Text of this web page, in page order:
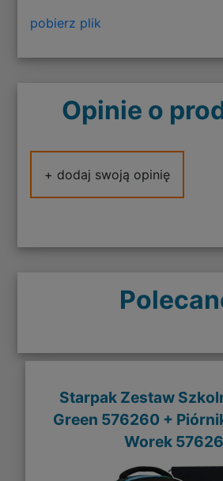
pobierz plik
Opinie o
+ dodaj swoją opinię
Starpak Zestaw
Green 576260 +
Worek